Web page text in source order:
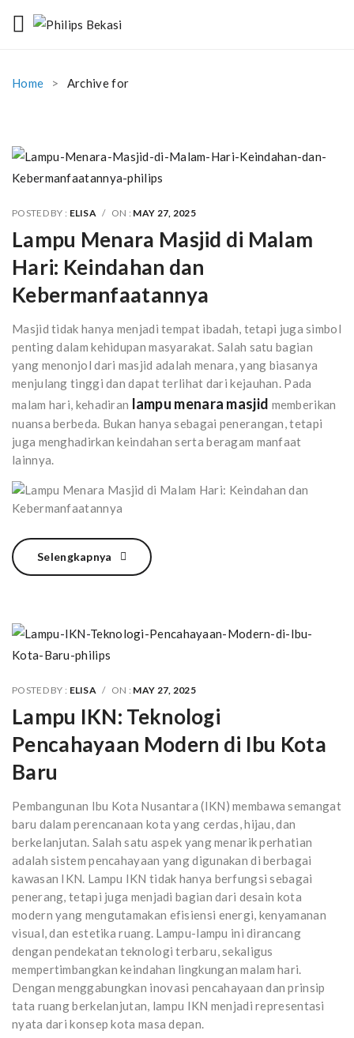
Home Archive for
POSTED BY : ELISA / ON : MAY 27, 2025
Lampu Menara Masjid di Malam
Hari: Keindahan dan
Kebermanfaatannya
Masjid tidak hanya menjadi tempat ibadah, tetapi juga simbol
penting dalam kehidupan masyarakat. Salah satu bagian
yang menonjol dari masjid adalah menara, yang biasanya
menjulang tinggi dan dapat terlihat dari kejauhan. Pada
malam hari, kehadiran lampu menara masjid memberikan
nuansa berbeda. Bukan hanya sebagai penerangan, tetapi
juga menghadirkan keindahan serta beragam manfaat
lainnya.
Selengkapnya
POSTED BY : ELISA / ON : MAY 27, 2025
Lampu IKN: Teknologi
Pencahayaan Modern di Ibu Kota
Baru
Pembangunan Ibu Kota Nusantara (IKN) membawa semangat
baru dalam perencanaan kota yang cerdas, hijau, dan
berkelanjutan. Salah satu aspek yang menarik perhatian
adalah sistem pencahayaan yang digunakan di berbagai
kawasan IKN. Lampu IKN tidak hanya berfungsi sebagai
penerang, tetapi juga menjadi bagian dari desain kota
modern yang mengutamakan efisiensi energi, kenyamanan
visual, dan estetika ruang. Lampu-lampu ini dirancang
dengan pendekatan teknologi terbaru, sekaligus
mempertimbangkan keindahan lingkungan malam hari.
Dengan menggabungkan inovasi pencahayaan dan prinsip
tata ruang berkelanjutan, lampu IKN menjadi representasi
nyata dari konsep kota masa depan.